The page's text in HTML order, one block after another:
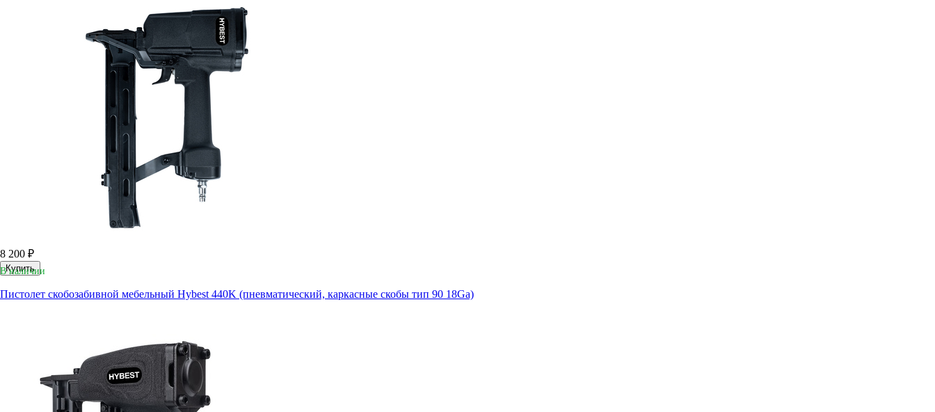
8 200 ₽
Купить
В наличии
Пистолет скобозабивной мебельный Hybest 440K (пневматический, каркасные скобы тип 90 18Ga)